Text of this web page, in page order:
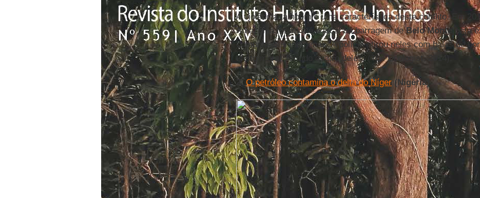
A violência também é uma característica deste conflito. Em
Amazônia foram até o local da barragem deBelo Monte para
comunidades indígenas. A polícia atirou neles com balas de
efeito moral, ferindo quatro deles. (The Ecologist, 2014).
2.O petróleo contamina o delta do Níger(Nigéria)